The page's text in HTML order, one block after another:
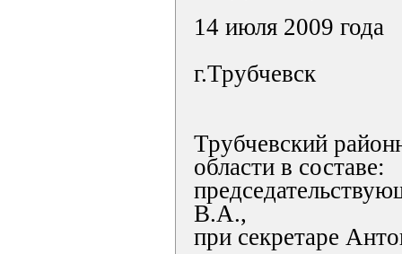
14 июля 2009 года
г.Трубчевск
Трубчевский
области в составе:
В.А.,
при секретаре